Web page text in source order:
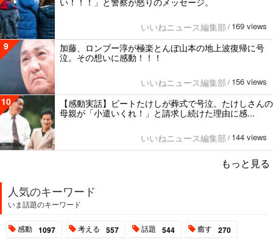
いいねニュース編集部 / 169 views
9
加藤、ロンブー淳が極楽とんぼ山本の地上波復帰に号
泣。その想いに感動！！！
いいねニュース編集部 / 156 views
10
【感動実話】ビートたけしが葬式で号泣。たけしさんの
母親が「小遣いくれ！」と請求し続けた理由に感...
いいねニュース編集部 / 144 views
もっと見る
人気のキーワード
いま話題のキーワード
感動 1097 考える 557 話題 544 癒す 270